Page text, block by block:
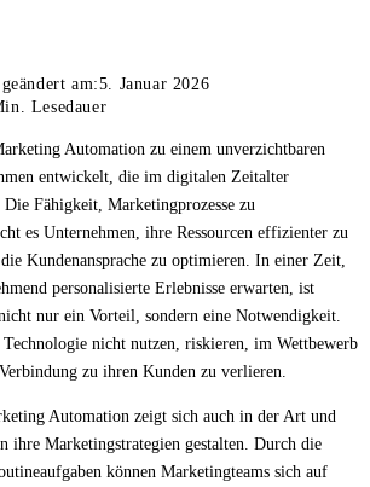
am:5. Januar 2026
Lesedauer
Automation zu einem unverzichtbaren
entwickelt, die im digitalen Zeitalter
Fähigkeit, Marketingprozesse zu
es Unternehmen, ihre Ressourcen effizienter zu
Kundenansprache zu optimieren. In einer Zeit,
personalisierte Erlebnisse erwarten, ist
nur ein Vorteil, sondern eine Notwendigkeit.
Technologie nicht nutzen, riskieren, im Wettbewerb
zu ihren Kunden zu verlieren.
Automation zeigt sich auch in der Art und
ihre Marketingstrategien gestalten. Durch die
können Marketingteams sich auf